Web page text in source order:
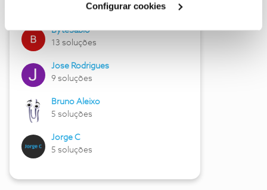
Configurar cookies
17 soluções
ByteSábio
13 soluções
Jose Rodrigues
9 soluções
Bruno Aleixo
5 soluções
Jorge C
5 soluções